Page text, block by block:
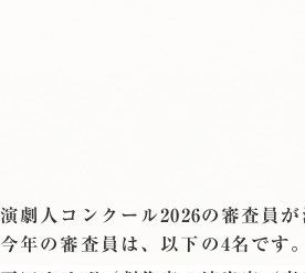
演劇人コンクール2026の審査員が
今年の審査員は、以下の4名です。